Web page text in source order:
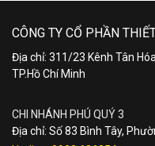
CÔNG TY CỔ PHẦN
Địa chỉ: 311/23 Kênh Tân
TP.Hồ Chí Minh
CHI NHÁNH PHÚ QUÝ 3
Địa chỉ: Số 83 Bình Tây,